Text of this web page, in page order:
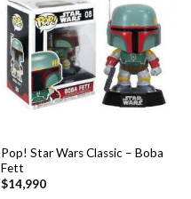
Pop! Star Wars Classic – Boba
Fett
$14,990